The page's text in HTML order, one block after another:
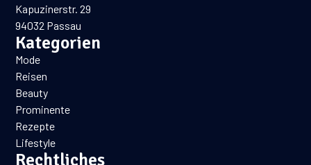
Kapuzinerstr. 29
94032 Passau
Kategorien
Mode
Reisen
Beauty
Prominente
Rezepte
Lifestyle
Rechtliches